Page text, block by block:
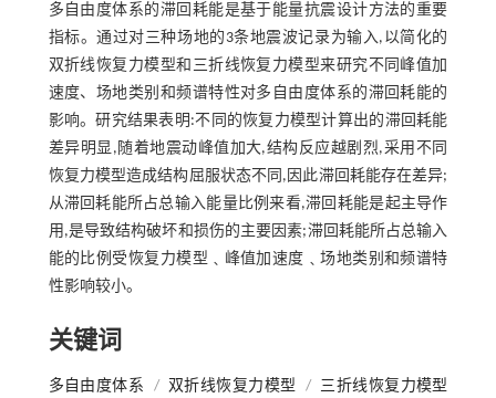
多自由度体系的滞回耗能是基于能量抗震设计方法的重要
指标。通过对三种场地的3条地震波记录为输入,以简化的
双折线恢复力模型和三折线恢复力模型来研究不同峰值加
速度、场地类别和频谱特性对多自由度体系的滞回耗能的
影响。研究结果表明:不同的恢复力模型计算出的滞回耗能
差异明显,随着地震动峰值加大,结构反应越剧烈,采用不同
恢复力模型造成结构屈服状态不同,因此滞回耗能存在差异;
从滞回耗能所占总输入能量比例来看,滞回耗能是起主导作
用,是导致结构破坏和损伤的主要因素;滞回耗能所占总输入
能的比例受恢复力模型﹑峰值加速度﹑场地类别和频谱特
性影响较小。
关键词
多自由度体系 / 双折线恢复力模型 /
三折线恢复力模型